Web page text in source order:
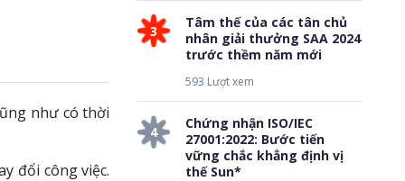
như có thời
đổi công việc.
3
Tâm thế của các tân chủ
nhân giải thưởng SAA 2024
trước thềm năm mới
593 Lượt xem
4
Chứng nhận ISO/IEC
27001:2022: Bước tiến
vững chắc khẳng định vị
thế Sun*